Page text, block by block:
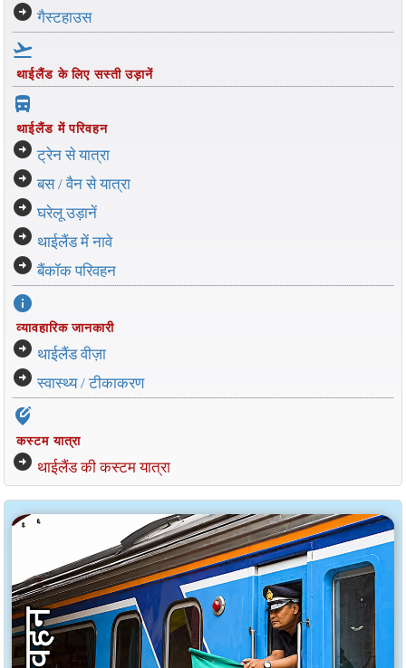
arrow_circle_right गैस्टहाउस
flight_takeoff
थाईलैंड के लिए सस्ती उड़ानें
directions_bus_filled
थाईलैंड में परिवहन
arrow_circle_right ट्रेन से यात्रा
arrow_circle_right बस / वैन से यात्रा
arrow_circle_right घरेलू उड़ानें
arrow_circle_right थाईलैंड में नावे
arrow_circle_right बैंकॉक परिवहन
info
व्यावहारिक जानकारी
arrow_circle_right थाईलैंड वीज़ा
arrow_circle_right स्वास्थ्य / टीकाकरण
edit_location_alt
कस्टम यात्रा
arrow_circle_right थाईलैंड की कस्टम यात्रा